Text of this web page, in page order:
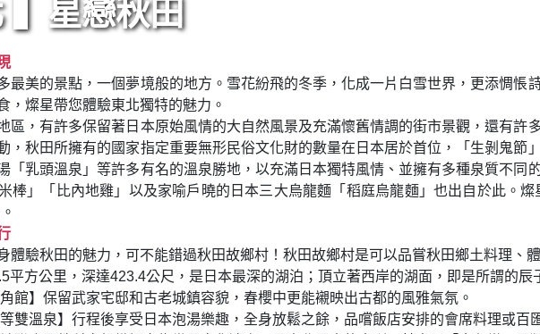
▍星戀秋田
最美的景點，一個夢境般的地方。雪花紛飛的冬季，化成一片白雪世界，更添惆悵
，燦星帶您體驗東北獨特的魅力。
，有許多保留著日本原始風情的大自然風景及充滿懷舊情調的街市景觀，還有許
，秋田所擁有的國家指定重要無形民俗文化財的數量在日本居於首位，「生剝鬼節
「乳頭溫泉」等許多有名的溫泉勝地，以充滿日本獨特風情、並擁有多種泉質不同
棒」「比內地雞」以及家喻戶曉的日本三大烏龍麵「稻庭烏龍麵」也出自於此。
驗秋田的魅力，可不能錯過秋田故鄉村！秋田故鄉村是可以品嘗秋田鄉土料理、
方公里，深達423.4公尺，是日本最深的湖泊；頂立著西岸的湖面，即是所謂的辰
館】保留武家宅邸和古老城鎮容貌，春櫻中更能襯映出古都的風雅氣氛。
雙溫泉】行程後享受日本泡湯樂趣，全身放鬆之餘，品嚐飯店安排的會席料理或百